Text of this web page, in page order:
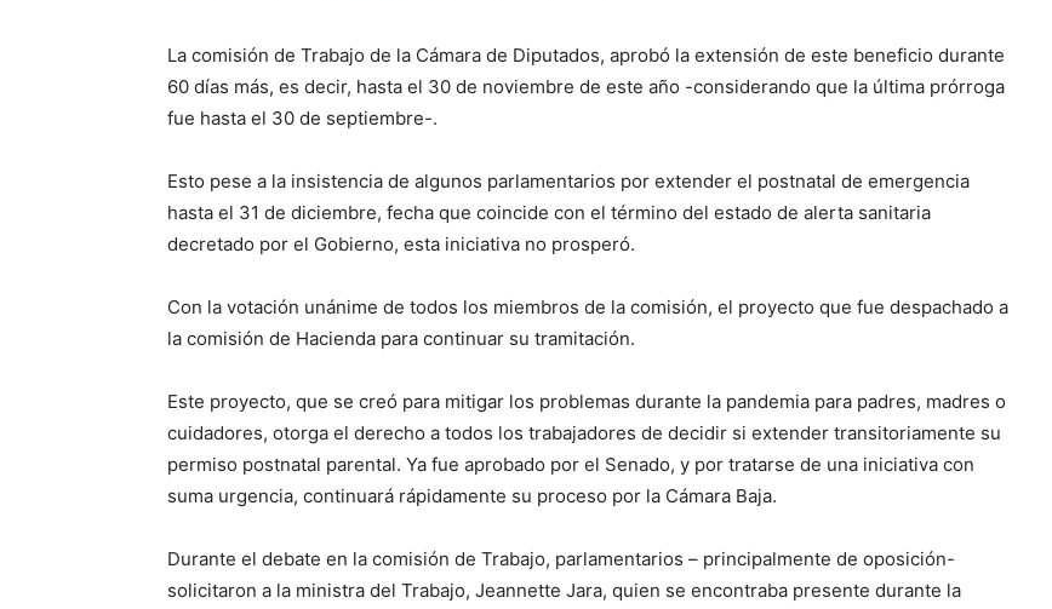
La comisión de Trabajo de la Cámara de Diputados, aprobó la extensión de este beneficio durante
60 días más, es decir, hasta el 30 de noviembre de este año -considerando que la última prórroga
fue hasta el 30 de septiembre-.
Esto pese a la insistencia de algunos parlamentarios por extender el postnatal de emergencia
hasta el 31 de diciembre, fecha que coincide con el término del estado de alerta sanitaria
decretado por el Gobierno, esta iniciativa no prosperó.
Con la votación unánime de todos los miembros de la comisión, el proyecto que fue despachado a
la comisión de Hacienda para continuar su tramitación.
Este proyecto, que se creó para mitigar los problemas durante la pandemia para padres, madres o
cuidadores, otorga el derecho a todos los trabajadores de decidir si extender transitoriamente su
permiso postnatal parental. Ya fue aprobado por el Senado, y por tratarse de una iniciativa con
suma urgencia, continuará rápidamente su proceso por la Cámara Baja.
Durante el debate en la comisión de Trabajo, parlamentarios – principalmente de oposición-
solicitaron a la ministra del Trabajo, Jeannette Jara, quien se encontraba presente durante la